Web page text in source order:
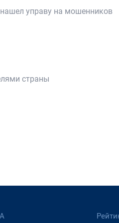
управу на мошенников
страны